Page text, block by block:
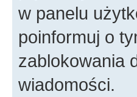
w panelu
poinformuj o
zablokowania
wiadomości.